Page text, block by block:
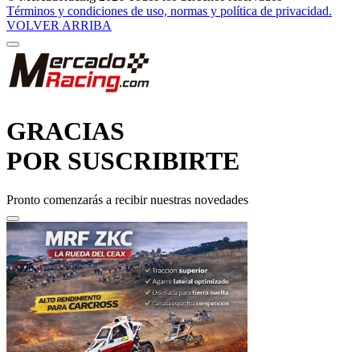
VOLVER ARRIBA
POR SUSCRIBIRTE